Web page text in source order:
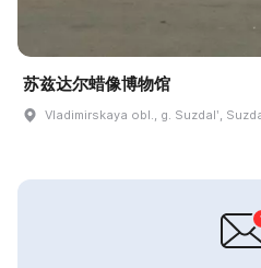
苏兹达尔蜡像博物馆
Vladimirskaya obl., g. Suzdalʹ,